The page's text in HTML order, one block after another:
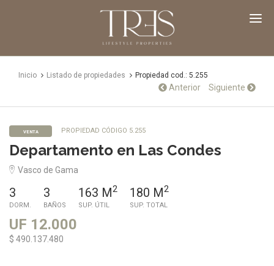
Propiedades
Inicio Listado de propiedades Propiedad cod.: 5.255
Anterior Siguiente
VENTA PROPIEDAD CÓDIGO 5.255
Departamento en Las Condes
Vasco de Gama
3
DORM.
3
BAÑOS
163 M2
SUP. ÚTIL
180 M2
SUP. TOTAL
UF 12.000
$ 490.137.480